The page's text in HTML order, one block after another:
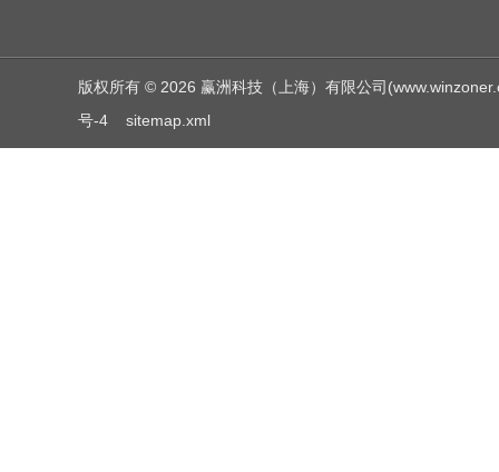
版权所有 © 2026 赢洲科技（上海）有限公司
号-4
sitemap.xml